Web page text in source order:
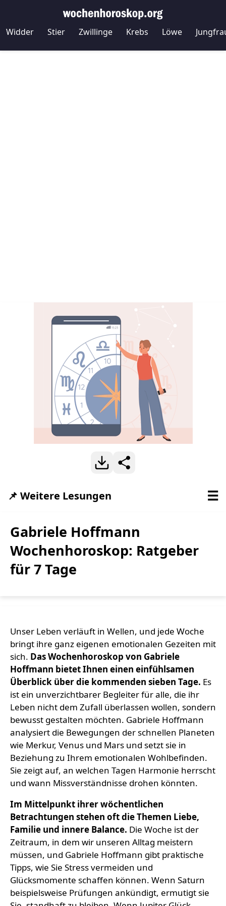
Widder Stier Zwillinge Krebs Löwe
Gabriele Hoffmann
Wochenhoroskop: Ratgeber
für 7 Tage
Unser Leben verläuft in Wellen, und jede Woche
bringt ihre ganz eigenen emotionalen Gezeiten mit
sich. Das Wochenhoroskop von Gabriele
Hoffmann bietet Ihnen einen einfühlsamen
Überblick über die kommenden sieben Tage. Es
ist ein unverzichtbarer Begleiter für alle, die ihr
Leben nicht dem Zufall überlassen wollen, sondern
bewusst gestalten möchten. Gabriele Hoffmann
analysiert die Bewegungen der schnellen Planeten
wie Merkur, Venus und Mars und setzt sie in
Beziehung zu Ihrem emotionalen Wohlbefinden.
Sie zeigt auf, an welchen Tagen Harmonie herrscht
und wann Missverständnisse drohen könnten.
Im Mittelpunkt ihrer wöchentlichen
Betrachtungen stehen oft die Themen Liebe,
Familie und innere Balance. Die Woche ist der
Zeitraum, in dem wir unseren Alltag meistern
müssen, und Gabriele Hoffmann gibt praktische
Tipps, wie Sie Stress vermeiden und
Glücksmomente schaffen können. Wenn Saturn
beispielsweise Prüfungen ankündigt, ermutigt sie
📌 Weitere Lesungen ☰